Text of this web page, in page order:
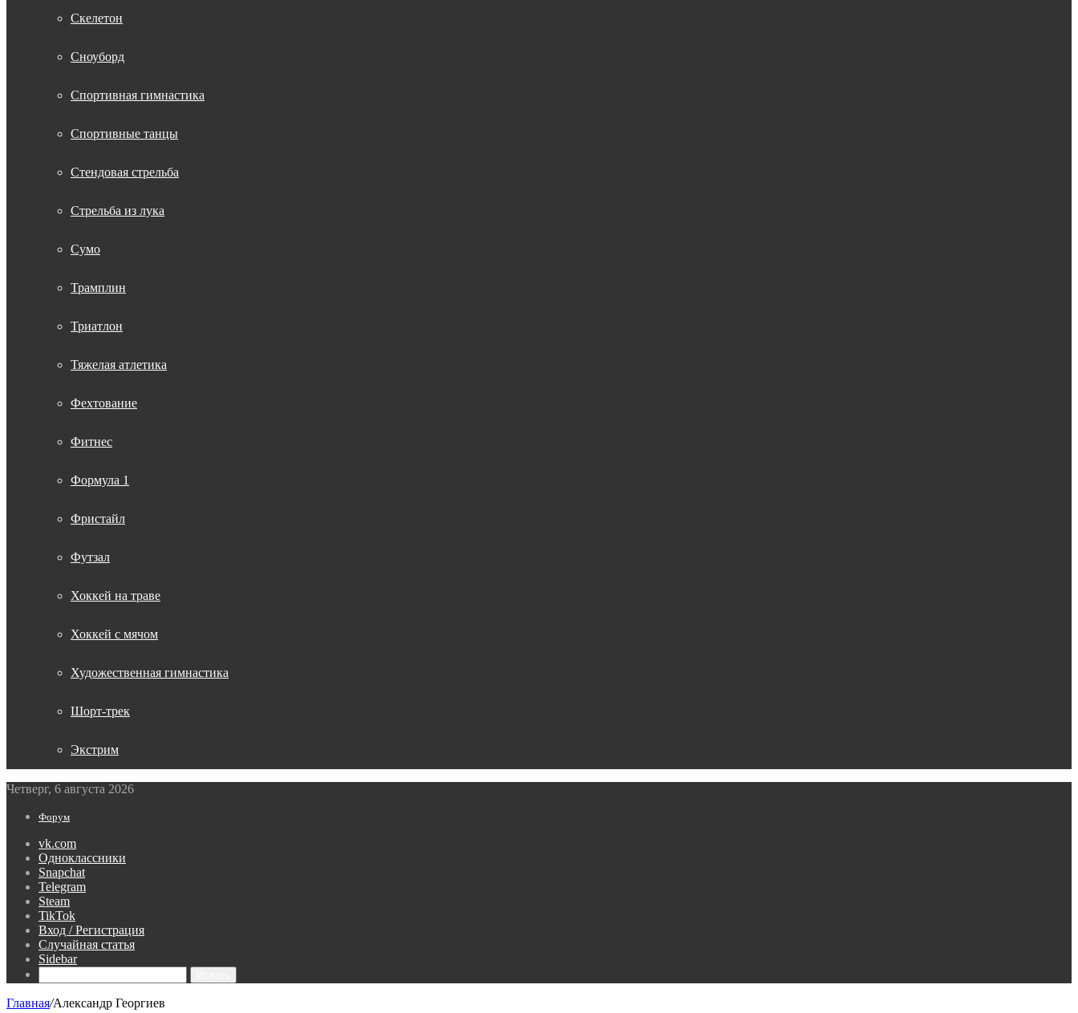
Скелетон
Сноуборд
Спортивная гимнастика
Спортивные танцы
Стендовая стрельба
Стрельба из лука
Сумо
Трамплин
Триатлон
Тяжелая атлетика
Фехтование
Фитнес
Формула 1
Фристайл
Футзал
Хоккей на траве
Хоккей с мячом
Художественная гимнастика
Шорт-трек
Экстрим
Четверг, 6 августа 2026
Форум
vk.com
Одноклассники
Snapchat
Telegram
Steam
TikTok
Вход / Регистрация
Случайная статья
Sidebar
Главная/Александр Георгиев